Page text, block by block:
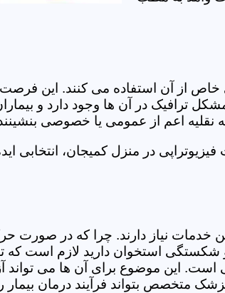
های خاص از آن استفاده می کنند. این
ترافیک در آن ها وجود دارد و
نقلیه اعم از عمومی یا خصوصی
در منزل کمیجان، انتخابی
خدمات نیاز دارند. چرا که در صورت
استخوان دارید لازم است که تا
این موضوع برای آن ها می تواند
متخصص بتواند فرآیند درمان